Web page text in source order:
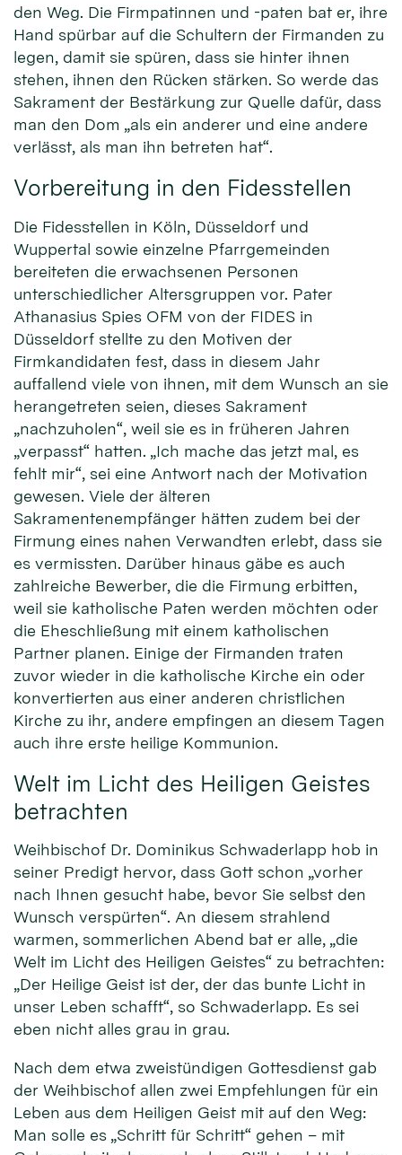
den Weg. Die Firmpatinnen und -paten bat er, ihre
Hand spürbar auf die Schultern der Firmanden zu
legen, damit sie spüren, dass sie hinter ihnen
stehen, ihnen den Rücken stärken. So werde das
Sakrament der Bestärkung zur Quelle dafür, dass
man den Dom „als ein anderer und eine andere
verlässt, als man ihn betreten hat“.
Vorbereitung in den Fidesstellen
Die Fidesstellen in Köln, Düsseldorf und
Wuppertal sowie einzelne Pfarrgemeinden
bereiteten die erwachsenen Personen
unterschiedlicher Altersgruppen vor. Pater
Athanasius Spies OFM von der FIDES in
Düsseldorf stellte zu den Motiven der
Firmkandidaten fest, dass in diesem Jahr
auffallend viele von ihnen, mit dem Wunsch an sie
herangetreten seien, dieses Sakrament
„nachzuholen“, weil sie es in früheren Jahren
„verpasst“ hatten. „Ich mache das jetzt mal, es
fehlt mir“, sei eine Antwort nach der Motivation
gewesen. Viele der älteren
Sakramentenempfänger hätten zudem bei der
Firmung eines nahen Verwandten erlebt, dass sie
es vermissten. Darüber hinaus gäbe es auch
zahlreiche Bewerber, die die Firmung erbitten,
weil sie katholische Paten werden möchten oder
die Eheschließung mit einem katholischen
Partner planen. Einige der Firmanden traten
zuvor wieder in die katholische Kirche ein oder
konvertierten aus einer anderen christlichen
Kirche zu ihr, andere empfingen an diesem Tagen
auch ihre erste heilige Kommunion.
Welt im Licht des Heiligen Geistes
betrachten
Weihbischof Dr. Dominikus Schwaderlapp hob in
seiner Predigt hervor, dass Gott schon „vorher
nach Ihnen gesucht habe, bevor Sie selbst den
Wunsch verspürten“. An diesem strahlend
warmen, sommerlichen Abend bat er alle, „die
Welt im Licht des Heiligen Geistes“ zu betrachten:
„Der Heilige Geist ist der, der das bunte Licht in
unser Leben schafft“, so Schwaderlapp. Es sei
eben nicht alles grau in grau.
Nach dem etwa zweistündigen Gottesdienst gab
der Weihbischof allen zwei Empfehlungen für ein
Leben aus dem Heiligen Geist mit auf den Weg:
Man solle es „Schritt für Schritt“ gehen – mit